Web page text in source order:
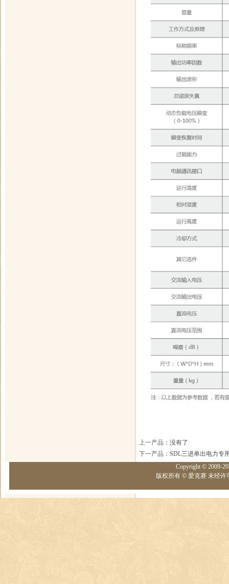
上一产品 ：没有了
下一产品 ： SDL三进单出电力专
Copyright © 2009-
版权所有 © 爱克赛 未经许